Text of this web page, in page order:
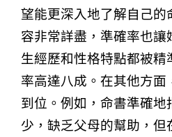
望能更深入地了解自己的
容非常詳盡，準確率也讓
生經歷和性格特點都被精
率高達八成。在其他方面
到位。例如，命書準確地
少，缺乏父母的幫助，但